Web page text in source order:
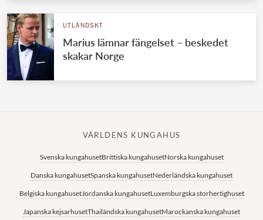
UTLÄNDSKT
Marius lämnar fängelset – beskedet
skakar Norge
VÄRLDENS KUNGAHUS
Svenska kungahusetBrittiska kungahusetNorska kungahuset
Danska kungahusetSpanska kungahusetNederländska kungahuset
Belgiska kungahusetJordanska kungahusetLuxemburgska storhertighuset
Japanska kejsarhusetThailändska kungahusetMarockanska kungahuset